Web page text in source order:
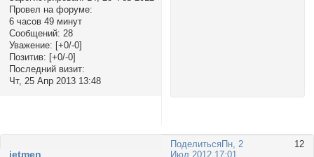
Провел на форуме:
6 часов 49 минут
Сообщений: 28
Уважение: [+0/-0]
Позитив: [+0/-0]
Последний визит:
Чт, 25 Апр 2013 13:48
Поделиться 12
Пн, 2
Июл 2012 17:01
jetmen